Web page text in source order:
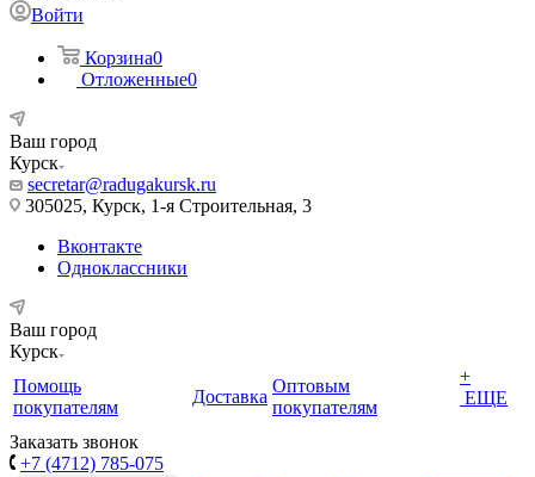
Войти
Корзина0
Отложенные0
Ваш город
Курск
secretar@radugakursk.ru
305025, Курск, 1-я Строительная, 3
Вконтакте
Одноклассники
Ваш город
Курск
Помощь
покупателям
Доставка
Оптовым
покупателям
+
ЕЩЕ
Заказать звонок
+7 (4712) 785-075